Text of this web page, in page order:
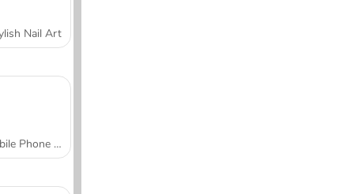
Nail Art
Mobile Phone Case Design & DIY